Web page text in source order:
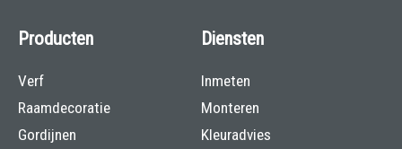
Producten
Verf
Raamdecoratie
Gordijnen
Diensten
Inmeten
Monteren
Kleuradvies